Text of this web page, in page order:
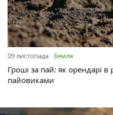
09 листопада Земля
Гроші за пай: як орендарі в
пайовиками